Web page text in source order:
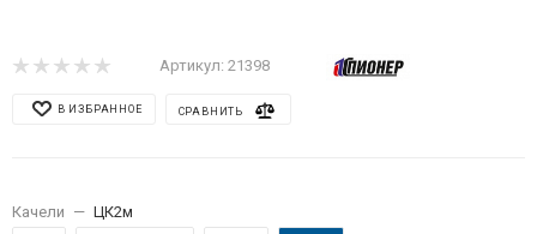
Артикул: 21398
В ИЗБРАННОЕ СРАВНИТЬ
Качели — ЦК2м